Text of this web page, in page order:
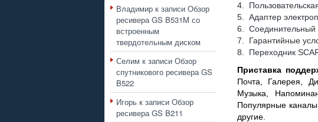
Владимир к записи Обзор
ресивера GS B531M со
встроенным
твердотельным диском
Селим к записи Обзор
спутникового ресивера GS
B522
Игорь к записи Обзор
ресивера GS B211
4.
5. Адаптер
6. Соединительный
7. Гарантийные
8. Переходник
Приставка
Почта, Галерея,
Музыка,
Популярные
другие.